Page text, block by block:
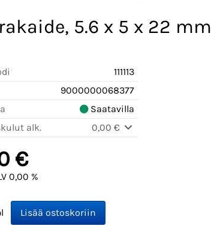
5.6 x 5 x 22 mm
111113
9000000068377
Saatavilla
alk.
0,00 €
€
0,00 %